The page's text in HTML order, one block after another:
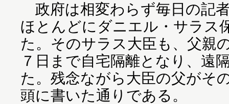
政府は相変わらず毎日の記
ほとんどにダニエル・サラス
た。そのサラス大臣も、父親
７日まで自宅隔離となり、遠
た。残念ながら大臣の父がそ
頭に書いた通りである。